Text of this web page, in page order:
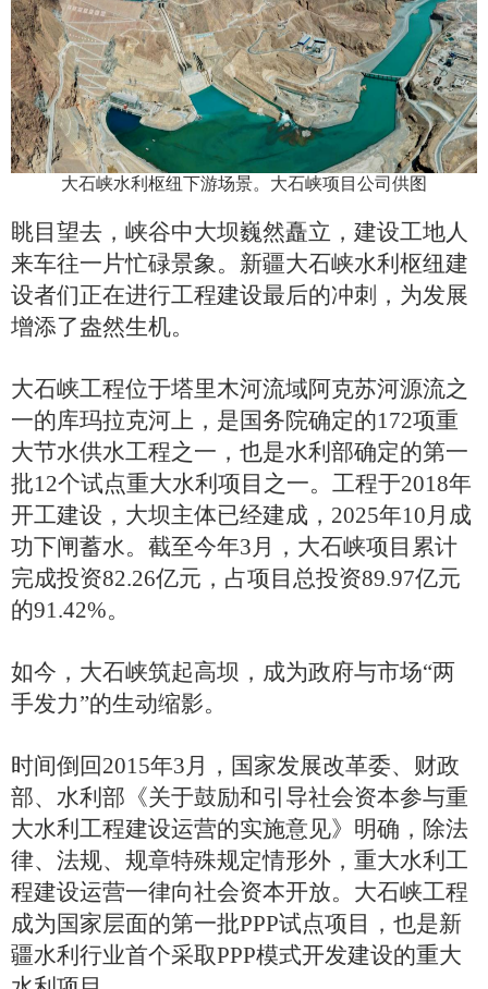
大石峡水利枢纽下游场景。大石峡项目公司供图
眺目望去，峡谷中大坝巍然矗立，建设工地人
来车往一片忙碌景象。新疆大石峡水利枢纽建
设者们正在进行工程建设最后的冲刺，为发展
增添了盎然生机。
大石峡工程位于塔里木河流域阿克苏河源流之
一的库玛拉克河上，是国务院确定的172项重
大节水供水工程之一，也是水利部确定的第一
批12个试点重大水利项目之一。工程于2018年
开工建设，大坝主体已经建成，2025年10月成
功下闸蓄水。截至今年3月，大石峡项目累计
完成投资82.26亿元，占项目总投资89.97亿元
的91.42%。
如今，大石峡筑起高坝，成为政府与市场“两
手发力”的生动缩影。
时间倒回2015年3月，国家发展改革委、财政
部、水利部《关于鼓励和引导社会资本参与重
大水利工程建设运营的实施意见》明确，除法
律、法规、规章特殊规定情形外，重大水利工
程建设运营一律向社会资本开放。大石峡工程
成为国家层面的第一批PPP试点项目，也是新
疆水利行业首个采取PPP模式开发建设的重大